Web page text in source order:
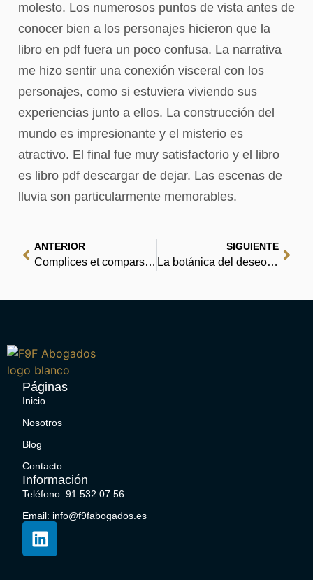
molesto. Los numerosos puntos de vista antes de
conocer bien a los personajes hicieron que la
libro en pdf fuera un poco confusa. La narrativa
me hizo sentir una conexión visceral con los
personajes, como si estuviera viviendo sus
experiencias junto a ellos. La construcción del
mundo es impresionante y el misterio es
atractivo. El final fue muy satisfactorio y el libro
es libro pdf descargar de dejar. Las escenas de
lluvia son particularmente memorables.
ANTERIOR
Complices et comparses | eBooks (EPUB, PDF)
SIGUIENTE
La botánica del deseo: el mundo a través de las plantas – (E-Book, EPUB)
Páginas
Inicio
Nosotros
Blog
Contacto
Información
Teléfono: 91 532 07 56
Email: info@f9fabogados.es